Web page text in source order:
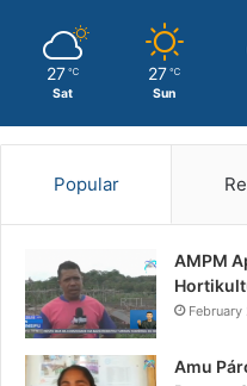
27 ℃
Sat
27 ℃
Sun
Popular
AMPM
Amu